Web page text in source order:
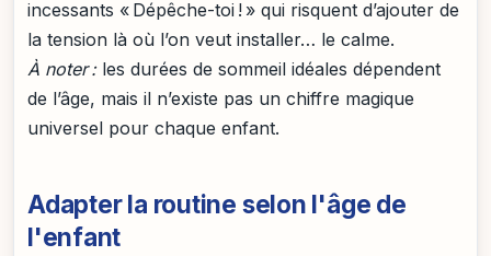
incessants « Dépêche-toi ! » qui risquent d’ajouter de
la tension là où l’on veut installer… le calme.
À noter :les durées de sommeil idéales dépendent
de l’âge, mais il n’existe pas un chiffre magique
universel pour chaque enfant.
Adapter la routine selon l'âge de
l'enfant